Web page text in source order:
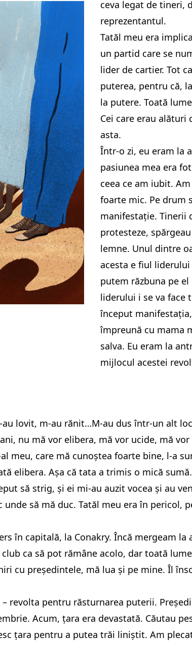
ceva legat de tineri,
reprezentantul.
Tatăl meu era
un partid care se
lider de cartier. Tot
puterea, pentru că,
la putere. Toată
Cei care erau alături
asta.
Într-o zi, eu eram la
pasiunea mea era
ceea ce am iubit.
foarte mic. Pe drum
manifestație. Tinerii
protesteze,
lemne. Unul dintre
acesta e fiul
putem răzbuna pe
liderului i se va face
început
împreună cu mama
salva. Eu eram la
mijlocul acestei
lovit, m-au rănit…M-au dus într-un alt
nu mă vor elibera, mă vor ucide, mă
meu, care mă cunoștea foarte bine, l-a
elibera. Așa că tata a trimis o mică sumă.
să strig, și ei mi-au auzit vocea și au
să mă duc. Tatăl meu era în pericol,
în capitală, la Conakry. Încă mergeam
ca să pot rămâne acolo, dar toată
cu președintele, mă lua și pe mine. Îl
revolta pentru răsturnarea puterii.
Acum, țara era devastată. Căutau
țara pentru a putea trăi liniștit. Am